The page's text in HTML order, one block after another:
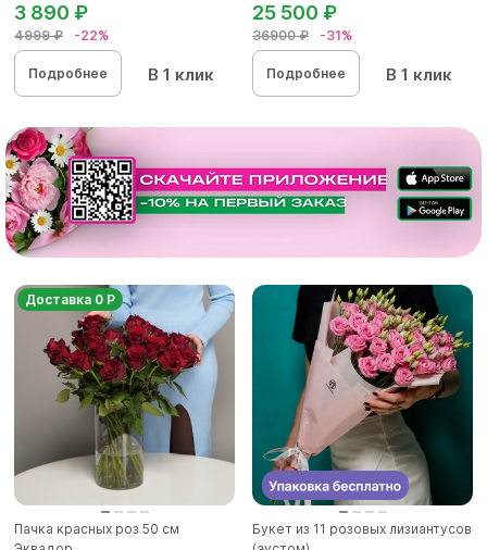
4999 ₽ -22%
3 890 ₽
Подробнее В 1 клик
36900 ₽ -31%
25 500 ₽
Подробнее В 1 клик
Доставка 0 Р
Пачка красных роз 50 см
Букет из 11 розовых лизиантусов